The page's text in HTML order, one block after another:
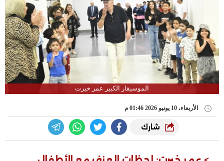
الموسيقار الكبير عمر خيرت
الأربعاء، 10 يونيو 2026 01:46 م
شارك